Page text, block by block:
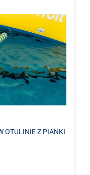
OTULINIE Z PIANKI